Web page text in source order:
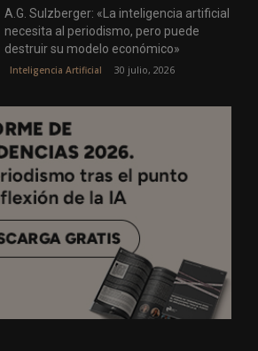
A.G. Sulzberger: «La inteligencia artificial
necesita al periodismo, pero puede
destruir su modelo económico»
Inteligencia Artificial 30 julio, 2026